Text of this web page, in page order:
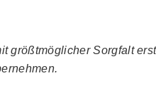
größtmöglicher Sorgfalt